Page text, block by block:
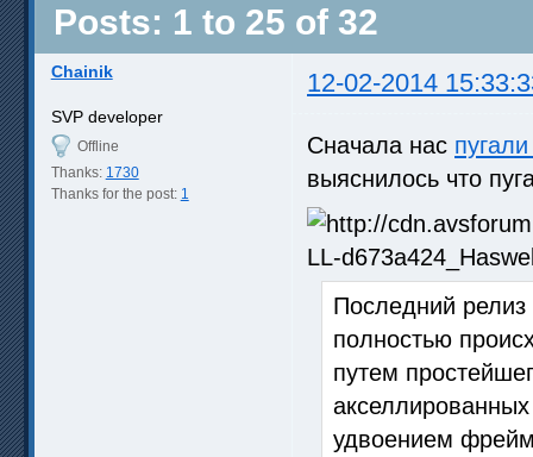
Posts: 1 to 25 of 32
Chainik 12-02-2014
SVP developer
Offline
Thanks: 1730
Thanks for the post: 1
Сначала нас
выяснилось что
Последний
полностью
путем
удвоением